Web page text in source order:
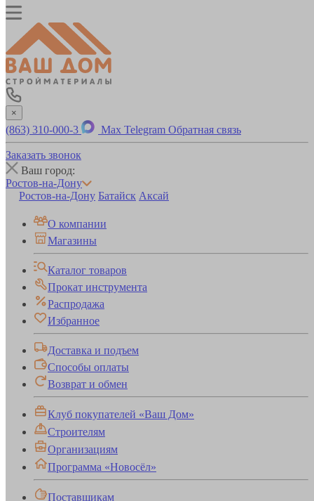
×
(863) 310-000-3 Max Telegram Обратная связь
Заказать звонок
Ваш город:
Ростов-на-Дону
Ростов-на-Дону Батайск Аксай
О компании
Магазины
Каталог товаров
Прокат инструмента
Распродажа
Избранное
Доставка и подъем
Способы оплаты
Возврат и обмен
Клуб покупателей «Ваш Дом»
Строителям
Организациям
Программа «Новосёл»
Поставщикам